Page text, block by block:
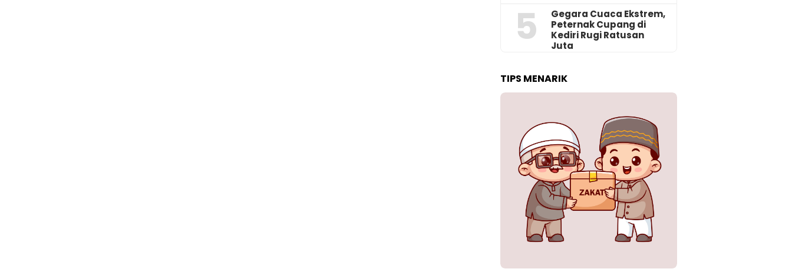
5
‎Gegara Cuaca Ekstrem,
Peternak Cupang di
Kediri Rugi Ratusan
Juta
TIPS MENARIK